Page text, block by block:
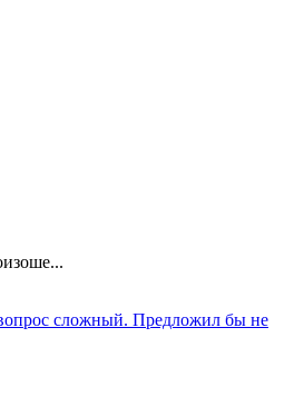
сложный. Предложил бы не